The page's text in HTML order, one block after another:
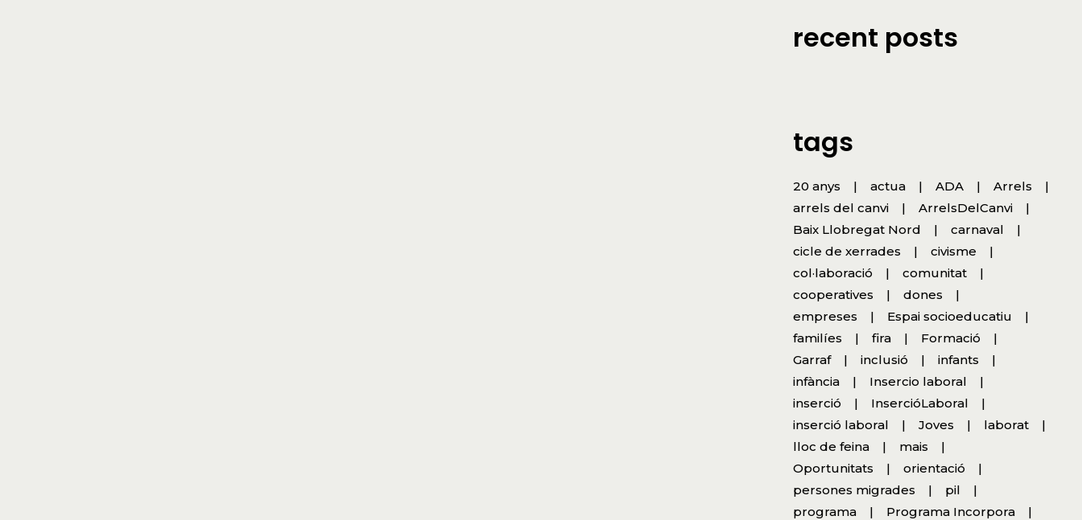
recent posts
tags
20 anys actua ADA
Arrels
arrels del canvi
ArrelsDelCanvi
Baix Llobregat Nord
carnaval
cicle de xerrades
civisme
col·laboració
comunitat
cooperatives
dones
empreses
Espai socioeducatiu
familíes
fira
Formació
Garraf
inclusió
infants
infància
Insercio laboral
inserció
InsercióLaboral
inserció laboral
Joves
laborat
lloc de feina
mais
Oportunitats
orientació
persones migrades
pil
programa
Programa Incorpora